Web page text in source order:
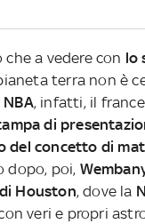
a vedere con lo
terra non è
, infatti, il
di
del concetto di
dopo, poi,
Houston, dove la
veri e propri